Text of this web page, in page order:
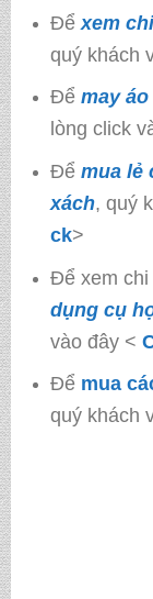
Để xem
quý khách
Để may
lòng click
Để mua lẻ
xách, quý
ck>
Để xem chi
dụng cụ
vào đây <
Để mua
quý khách